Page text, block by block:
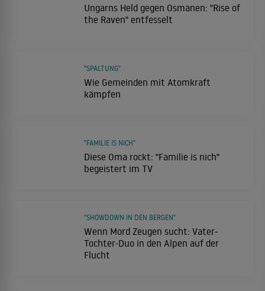
Ungarns Held gegen Osmanen: "Rise of
the Raven" entfesselt
Wie Gemeinden mit Atomkraft
kämpfen
"SPALTUNG"
Diese Oma rockt: "Familie is nich"
begeistert im TV
"FAMILIE IS NICH"
Wenn Mord Zeugen sucht: Vater-
Tochter-Duo in den Alpen auf der
Flucht
"SHOWDOWN IN DEN BERGEN"